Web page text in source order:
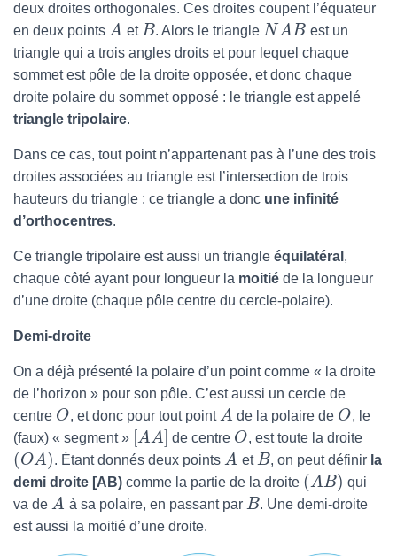
deux droites orthogonales. Ces droites coupent l’équateur
en deux points A etB. Alors le triangle NAB est un
triangle qui a trois angles droits et pour lequel chaque
sommet est pôle de la droite opposée, et donc chaque
droite polaire du sommet opposé : le triangle est appelé
triangle tripolaire.
Dans ce cas, tout point n’appartenant pas à l’une des trois
droites associées au triangle est l’intersection de trois
hauteurs du triangle : ce triangle a donc une infinité
d’orthocentres.
Ce triangle tripolaire est aussi un triangle équilatéral ,
chaque côté ayant pour longueur la moitié de la longueur
d’une droite (chaque pôle centre du cercle-polaire).
Demi-droite
On a déjà présenté la polaire d’un point comme « la droite
de l’horizon » pour son pôle. C’est aussi un cercle de
centre O, et donc pour tout pointA de la polaire de O, le
(faux) « segment » [AA] de centre O, est toute la droite
(OA). Étant donnés deux points A etB, on peut définir la
demi droite [AB) comme la partie de la droite (AB) qui
va de A à sa polaire, en passant par B. Une demi-droite
est aussi la moitié d’une droite.